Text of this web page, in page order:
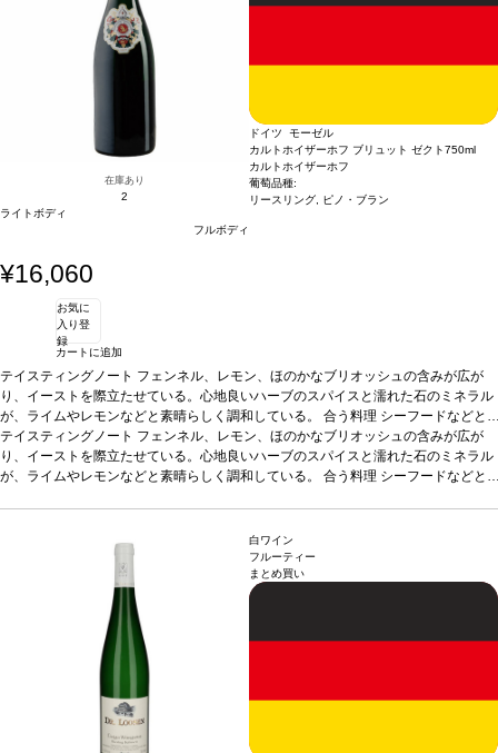
在庫あり
2
ライトボディ
フルボディ
ドイツ モーゼル
カルトホイザーホフ ブリュット ゼクト750ml
カルトホイザーホフ
葡萄品種:
リースリング, ピノ・ブラン
¥16,060
お気に
入り登
録
カートに追加
テイスティングノート フェンネル、レモン、ほのかなブリオッシュの含みが広が
り、イーストを際立たせている。心地良いハーブのスパイスと濡れた石のミネラル
が、ライムやレモンなどと素晴らしく調和している。 合う料理 シーフードなどと
好相性。葡萄品種リースリング 80%、ピノ・ブラン 20%
テイスティングノート フェンネル、レモン、ほのかなブリオッシュの含みが広が
り、イーストを際立たせている。心地良いハーブのスパイスと濡れた石のミネラル
が、ライムやレモンなどと素晴らしく調和している。 合う料理 シーフードなどと
白ワイン
フルーティー
まとめ買い